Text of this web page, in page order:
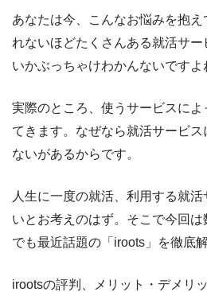
あなたは今、こんなお悩みを抱
れないほどたくさんある就活サ
いかぶっちゃけわかんないですよ
実際のところ、使うサービスに
てきます。なぜなら就活サービ
ないがあるからです。
人生に一度の就活、利用する就
いとお考えのはず。そこで今回
でも最近話題の「iroots」を徹底
irootsの評判、メリット・デメリ